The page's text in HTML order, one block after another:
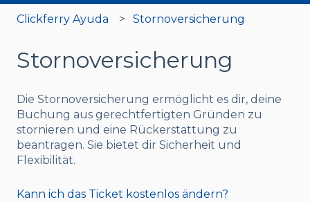
Clickferry Ayuda Stornoversicherung
Stornoversicherung
Die Stornoversicherung ermöglicht es dir, deine
Buchung aus gerechtfertigten Gründen zu
stornieren und eine Rückerstattung zu
beantragen. Sie bietet dir Sicherheit und
Flexibilität.
Kann ich das Ticket kostenlos ändern?